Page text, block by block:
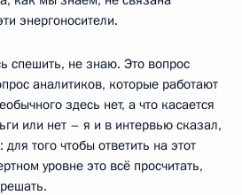
энергоносители.
спешить, не знаю. Это вопрос
аналитиков, которые работают
здесь нет, а что касается
или нет – я и в интервью сказал,
для того чтобы ответить на этот
уровне это всё просчитать,